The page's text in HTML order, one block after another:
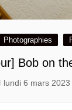
Photographies
Bob on
lundi 6 mars 2023